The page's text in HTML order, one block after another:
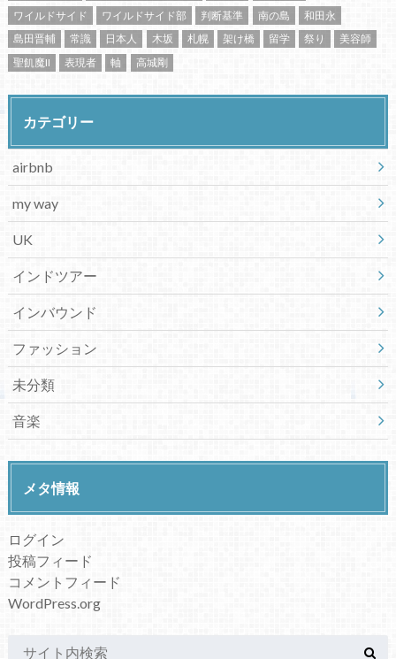
ワイルドサイド
ワイルドサイド部 判断基準 南の島
和田永
島田晋輔
常識 日本人 木坂 札幌 架け橋 留学 祭り
美容師
聖飢魔II
表現者 軸 高城剛
カテゴリー
airbnb
my way
UK
インドツアー
インバウンド
ファッション
未分類
音楽
メタ情報
ログイン
投稿フィード
コメントフィード
WordPress.org